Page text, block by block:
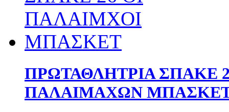
ΠΡΩΤΑΘΛΗΤΡΙΑ ΣΠΑΚΕ
ΠΑΛΑΙΜΑΧΩΝ